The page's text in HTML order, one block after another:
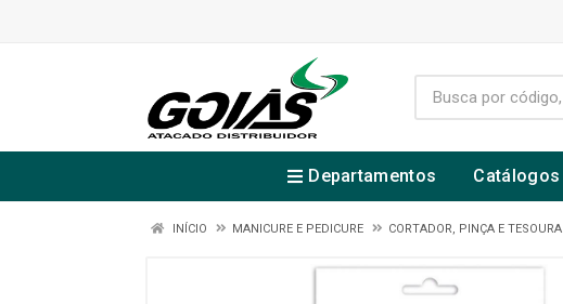
Departamentos Catálogos
INÍCIO MANICURE E PEDICURE CORTADOR, PINÇA E TESOURA